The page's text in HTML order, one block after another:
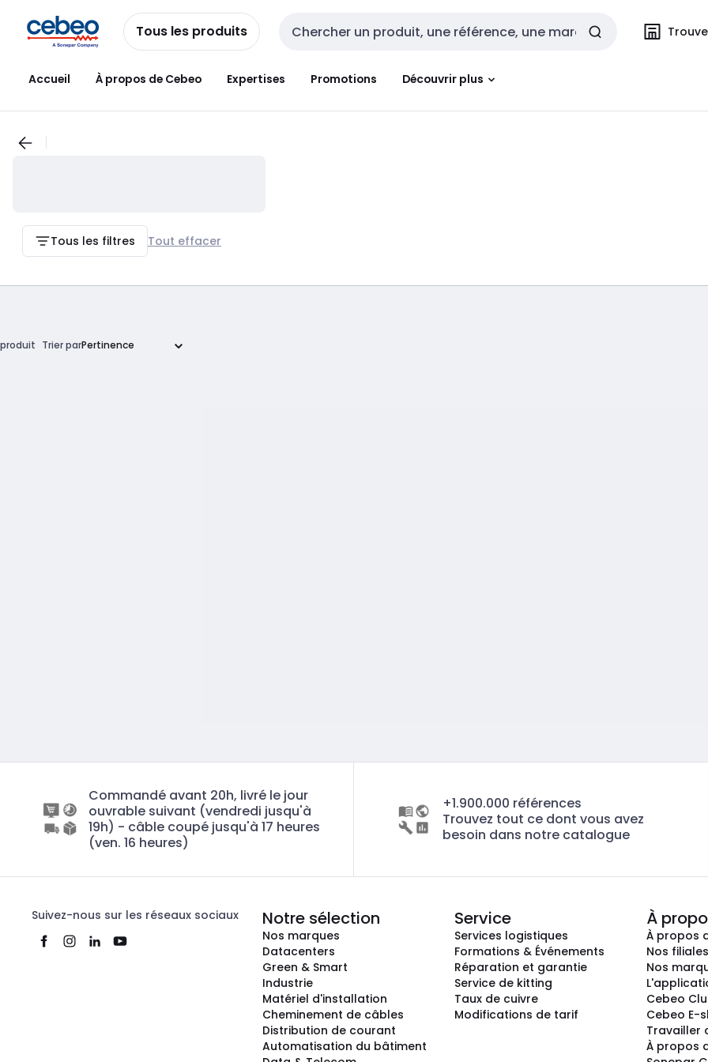
navigationau
contenu
Tous les produits Entrée de recherche
Accueil À propos de Cebeo Expertises Promotions Découvrir plus
Tous les filtres Tout effacer
produit Trier par
Commandé avant 20h, livré le jour
ouvrable suivant (vendredi jusqu'à
19h) - câble coupé jusqu'à 17 heures
(ven. 16 heures)
+1.900.000 références
Trouvez tout ce dont vous avez
besoin dans notre catalogue
Suivez-nous sur les réseaux sociaux Notre sélection
Nos marques
Datacenters
Green & Smart
Industrie
Matériel d'installation
Cheminement de câbles
Distribution de courant
Automatisation du bâtiment
Service
Services logistiques
Formations & Événements
Réparation et garantie
Service de kitting
Taux de cuivre
Modifications de tarif
À
À propos
Nos filiales
Nos
Cebeo
Cebeo E-
Travailler
À propos